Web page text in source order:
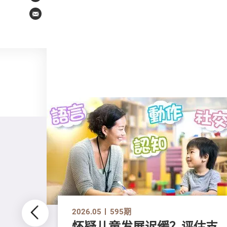
Email
2026.05 595期